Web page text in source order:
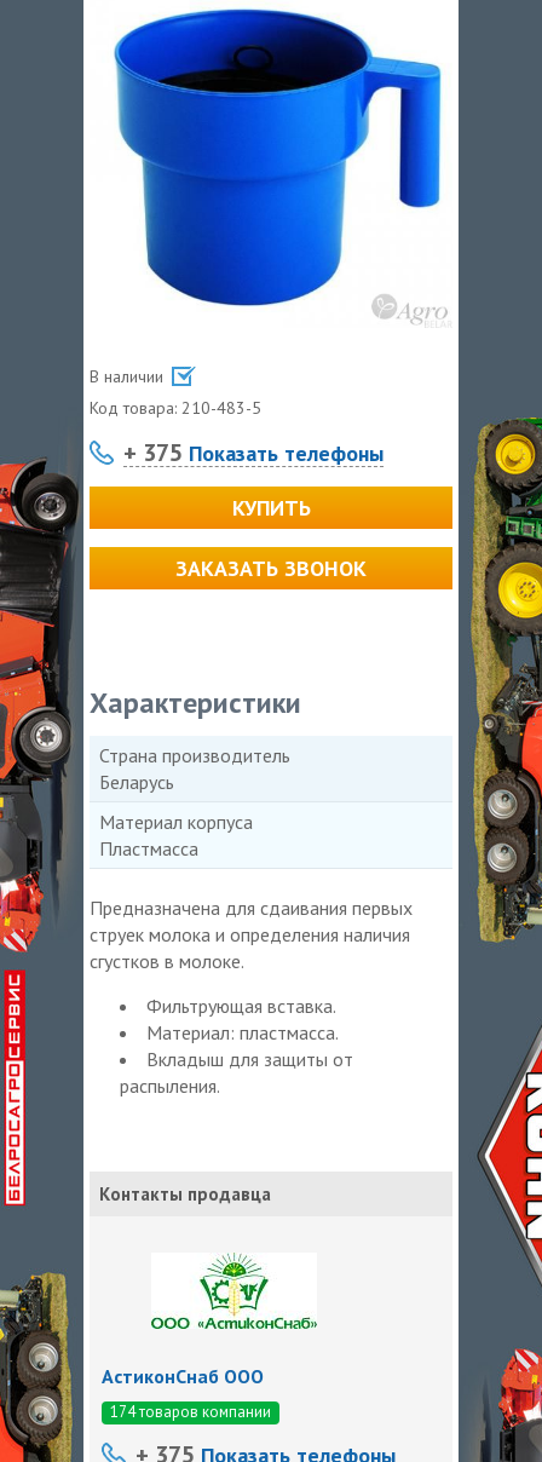
В наличии
Код товара: 210-483-5
+ 375 Показать телефоны
КУПИТЬ
ЗАКАЗАТЬ ЗВОНОК
Характеристики
Страна производитель
Беларусь
Материал корпуса
Пластмасса
Предназначена для сдаивания первых
струек молока и определения наличия
сгустков в молоке.
Фильтрующая вставка.
Материал: пластмасса.
Вкладыш для защиты от
распыления.
Контакты продавца
АстиконСнаб ООО
174 товаров компании
+ 375 Показать телефоны